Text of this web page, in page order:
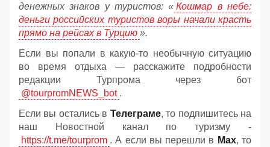
денежных знаков у туристов: « Кошмар в небе:
деньги российских туристов воры начали красть
прямо на рейсах в Турцию ».
Если вы попали в какую-то необычную ситуацию
во время отдыха — расскажите подробности
редакции Турпрома через бот
@tourpromNEWS_bot .
Если вы остались в Телеграме, то подпишитесь на
наш Новостной канал по туризму -
https://t.me/tourprom . А если вы перешли в Мах, то